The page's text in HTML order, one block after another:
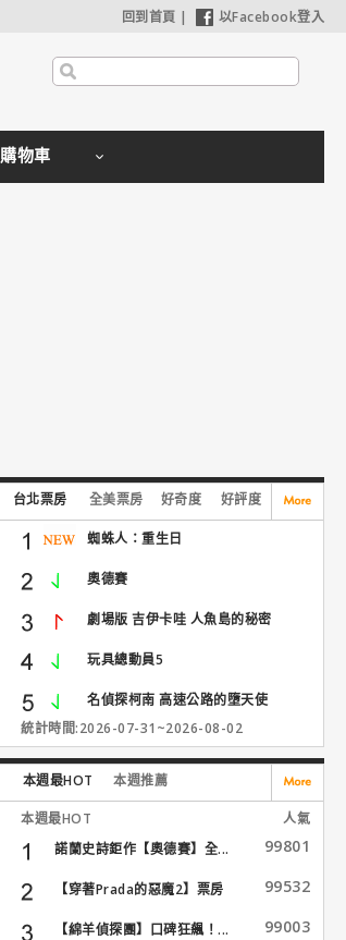
回到首頁 | 以Facebook登入
購物車
台北票房 全美票房 好奇度 好評度
蜘蛛人：重生日
奧德賽
劇場版 吉伊卡哇 人魚島的秘密
玩具總動員5
名偵探柯南 高速公路的墮天使
統計時間:2026-07-31~2026-08-02
本週最HOT 本週推薦
本週最HOT
人氣
諾蘭史詩鉅作【奧德賽】全...
99801
【穿著Prada的惡魔2】票房
99532
【綿羊偵探團】口碑狂飆！... 99003